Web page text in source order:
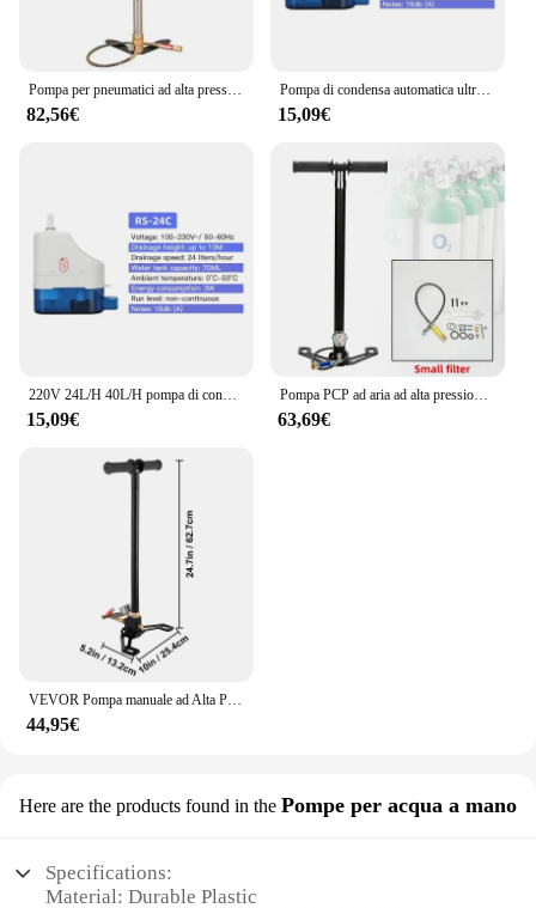
Pompa per pneumatici ad alta pressione 300bar 30mpa 4500psi Pompa Pcp manuale a 3 stadi Compressore d'aria Pcp in acciaio inossidabile, gonfiatore
82,56€
Pompa di condensa automatica ultra silenziosa 220V 24L/H 40L/H Pompe di sollevamento condensa RS-24C/40C 1-3P Drenaggio del condizionatore d'aria con gancio
15,09€
220V 24L/H 40L/H pompa di condensa Ultra-silenziosa automatica RS-24C/40C pompe di sollevamento della condensa 1-3P drenaggio del condizionatore d'aria a gancio
15,09€
Pompa PCP ad aria ad alta pressione a 4 stadi 30mpa 4500psi 300bar per Pcp caccia auto bicicletta ricarica compressore PCP
63,69€
VEVOR Pompa manuale ad Alta Pressione Pompa PCP a 3 Stadi Fino a 4500 psi Pompa PCP Sicura e Conveniente Pompa Manuale ad Alta Pressione per Pneumatici ad Alta Pressione e Pistole Pneumatiche Precaricate
44,95€
Here are the products found in the Pompe per acqua a mano
Specifications:
Material: Durable Plastic